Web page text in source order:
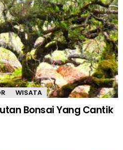
WISATA
Bonsai Yang Cantik